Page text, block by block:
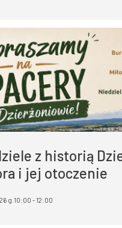
z historią
i jej otoczenie
g.10:00 - 12:00